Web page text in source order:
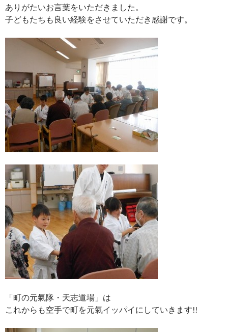
ありがたいお言葉をいただきました。
子どもたちも良い経験をさせていただき感謝です。
「町の元氣隊・天志道場」は
これからも空手で町を元氣イッパイにしていきます!!